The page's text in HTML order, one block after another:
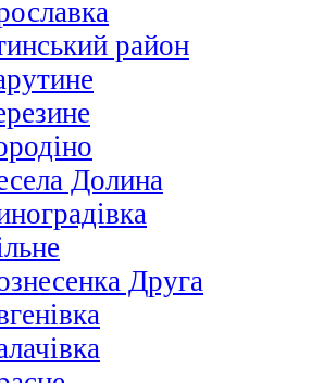
район
Долина
Друга